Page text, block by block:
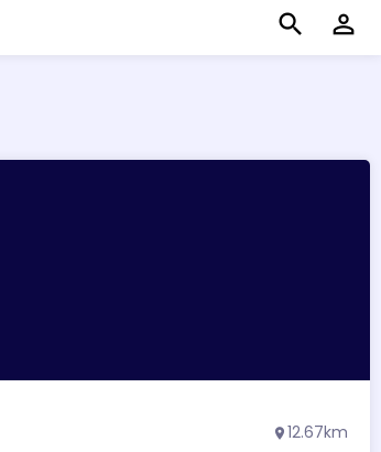
search perm_identity
location_on 12.67km